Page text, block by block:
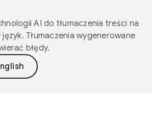
AI do tłumaczenia treści na
Tłumaczenia wygenerowane
błędy.